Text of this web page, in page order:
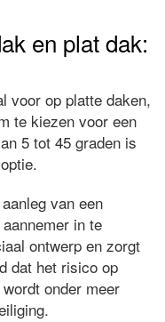
en plat dak:
voor op platte daken,
te kiezen voor een
5 tot 45 graden is
van een
in te
ontwerp en zorgt
dat het risico op
onder meer